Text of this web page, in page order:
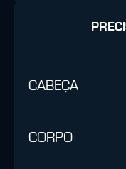
CABEÇA
CORPO